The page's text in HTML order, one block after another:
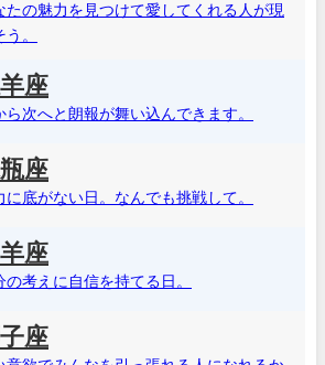
たの魅力を見つけて愛してくれる人が現
う。
座
ら次へと朗報が舞い込んできます。
座
に底がない日。なんでも挑戦して。
座
の考えに自信を持てる日。
座